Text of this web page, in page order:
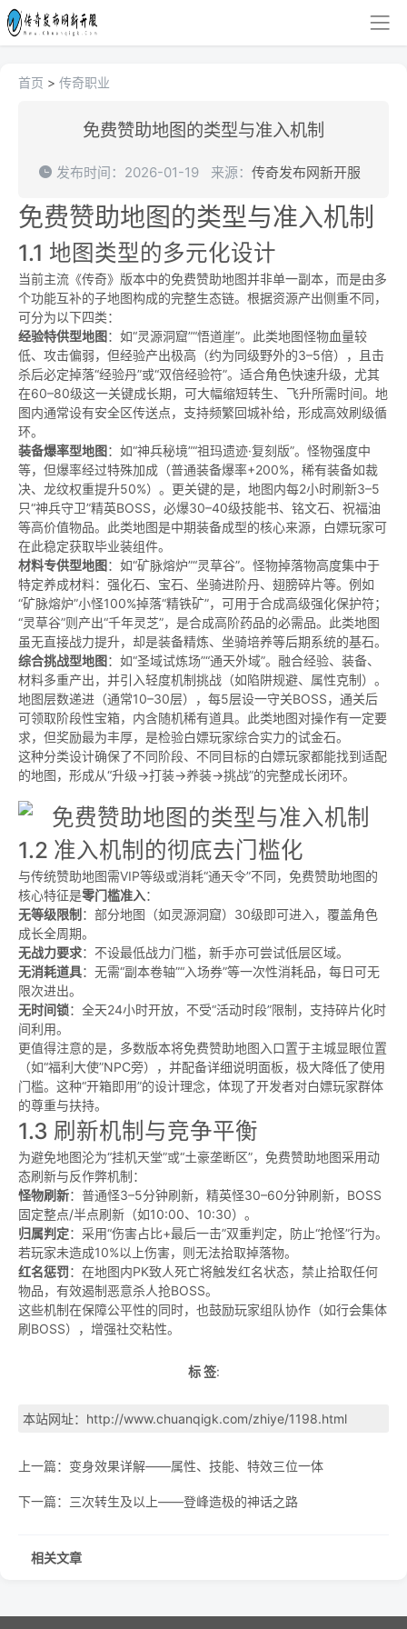
首页 > 传奇职业
免费赞助地图的类型与准入机制
发布时间：2026-01-19 来源：传奇发布网新开服
免费赞助地图的类型与准入机制
1.1 地图类型的多元化设计
当前主流《传奇》版本中的免费赞助地图并非单一副本，而是由多
个功能互补的子地图构成的完整生态链。根据资源产出侧重不同，
可分为以下四类：
经验特供型地图：如“灵源洞窟”“悟道崖”。此类地图怪物血量较
低、攻击偏弱，但经验产出极高（约为同级野外的3–5倍），且击
杀后必定掉落“经验丹”或“双倍经验符”。适合角色快速升级，尤其
在60–80级这一关键成长期，可大幅缩短转生、飞升所需时间。地
图内通常设有安全区传送点，支持频繁回城补给，形成高效刷级循
环。
装备爆率型地图：如“神兵秘境”“祖玛遗迹·复刻版”。怪物强度中
等，但爆率经过特殊加成（普通装备爆率+200%，稀有装备如裁
决、龙纹权重提升50%）。更关键的是，地图内每2小时刷新3–5
只“神兵守卫”精英BOSS，必爆30–40级技能书、铭文石、祝福油
等高价值物品。此类地图是中期装备成型的核心来源，白嫖玩家可
在此稳定获取毕业装组件。
材料专供型地图：如“矿脉熔炉”“灵草谷”。怪物掉落物高度集中于
特定养成材料：强化石、宝石、坐骑进阶丹、翅膀碎片等。例如
“矿脉熔炉”小怪100%掉落“精铁矿”，可用于合成高级强化保护符；
“灵草谷”则产出“千年灵芝”，是合成高阶药品的必需品。此类地图
虽无直接战力提升，却是装备精炼、坐骑培养等后期系统的基石。
综合挑战型地图：如“圣域试炼场”“通天外域”。融合经验、装备、
材料多重产出，并引入轻度机制挑战（如陷阱规避、属性克制）。
地图层数递进（通常10–30层），每5层设一守关BOSS，通关后
可领取阶段性宝箱，内含随机稀有道具。此类地图对操作有一定要
求，但奖励最为丰厚，是检验白嫖玩家综合实力的试金石。
这种分类设计确保了不同阶段、不同目标的白嫖玩家都能找到适配
的地图，形成从“升级→打装→养装→挑战”的完整成长闭环。
1.2 准入机制的彻底去门槛化
与传统赞助地图需VIP等级或消耗“通天令”不同，免费赞助地图的
核心特征是零门槛准入：
无等级限制 ：部分地图（如灵源洞窟）30级即可进入，覆盖角色
成长全周期。
无战力要求：不设最低战力门槛，新手亦可尝试低层区域。
无消耗道具：无需“副本卷轴”“入场券”等一次性消耗品，每日可无
限次进出。
无时间锁：全天24小时开放，不受“活动时段”限制，支持碎片化时
间利用。
更值得注意的是，多数版本将免费赞助地图入口置于主城显眼位置
（如“福利大使”NPC旁），并配备详细说明面板，极大降低了使用
门槛。这种“开箱即用”的设计理念，体现了开发者对白嫖玩家群体
的尊重与扶持。
1.3 刷新机制与竞争平衡
为避免地图沦为“挂机天堂”或“土豪垄断区”，免费赞助地图采用动
态刷新与反作弊机制：
怪物刷新：普通怪3–5分钟刷新，精英怪30–60分钟刷新，BOSS
固定整点/半点刷新（如10:00、10:30）。
归属判定：采用“伤害占比+最后一击”双重判定，防止“抢怪”行为。
若玩家未造成10%以上伤害，则无法拾取掉落物。
红名惩罚：在地图内PK致人死亡将触发红名状态，禁止拾取任何
物品，有效遏制恶意杀人抢BOSS。
这些机制在保障公平性的同时，也鼓励玩家组队协作（如行会集体
刷BOSS），增强社交粘性。
标 签:
本站网址： http://www.chuanqigk.com/zhiye/1198.html
上一篇： 变身效果详解——属性、技能、特效三位一体
下一篇： 三次转生及以上——登峰造极的神话之路
相关文章